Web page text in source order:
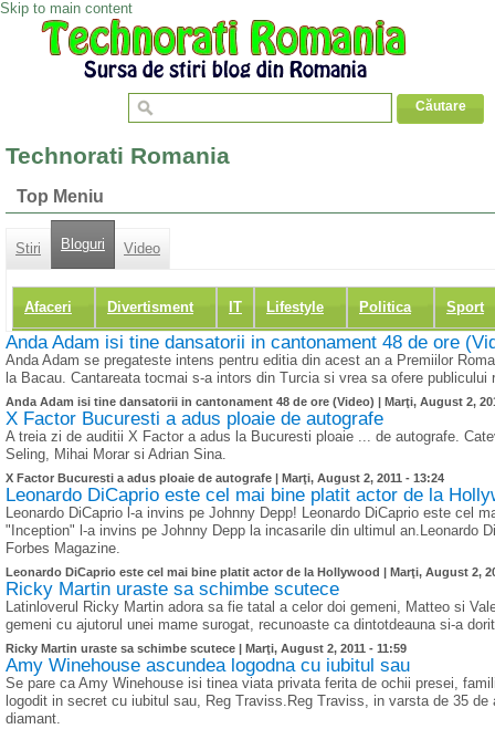
Skip to main content
Technorati Romania
Top Meniu
Stiri Bloguri Video
Afaceri Divertisment IT Lifestyle Politica Sport
Anda Adam isi tine dansatorii in cantonament 48 de ore
Anda Adam se pregateste intens pentru editia din acest an a Premiilor
la Bacau. Cantareata tocmai s-a intors din Turcia si vrea sa ofere
Anda Adam isi tine dansatorii in cantonament 48 de ore (Video) | Marţi, August 2,
X Factor Bucuresti a adus ploaie de autografe
A treia zi de auditii X Factor a adus la Bucuresti ploaie ... de autografe.
Seling, Mihai Morar si Adrian Sina.
X Factor Bucuresti a adus ploaie de autografe | Marţi, August 2, 2011 - 13:24
Leonardo DiCaprio este cel mai bine platit actor de la
Leonardo DiCaprio l-a invins pe Johnny Depp! Leonardo DiCaprio este cel
"Inception" l-a invins pe Johnny Depp la incasarile din ultimul an.Leonardo
Forbes Magazine.
Leonardo DiCaprio este cel mai bine platit actor de la Hollywood | Marţi, August 2,
Ricky Martin uraste sa schimbe scutece
Latinloverul Ricky Martin adora sa fie tatal a celor doi gemeni, Matteo si
gemeni cu ajutorul unei mame surogat, recunoaste ca dintotdeauna si-a
Ricky Martin uraste sa schimbe scutece | Marţi, August 2, 2011 - 11:59
Amy Winehouse ascundea logodna cu iubitul sau
Se pare ca Amy Winehouse isi tinea viata privata ferita de ochii presei,
logodit in secret cu iubitul sau, Reg Traviss.Reg Traviss, in varsta de 35
diamant.